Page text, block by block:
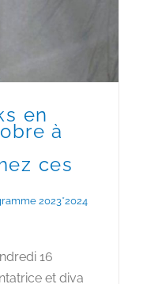
»]
en
à
ces
2023*2024
16
et diva